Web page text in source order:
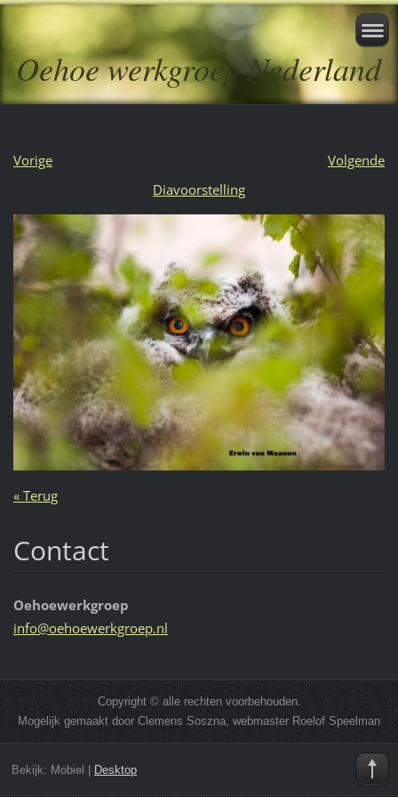
Oehoe werkgroep Nederland
Vorige
Volgende
Diavoorstelling
« Terug
Contact
Oehoewerkgroep
info@oehoewerkgroep.nl
Copyright © alle rechten voorbehouden.
Mogelijk gemaakt door Clemens Soszna, webmaster Roelof Speelman
Bekijk: Mobiel Desktop